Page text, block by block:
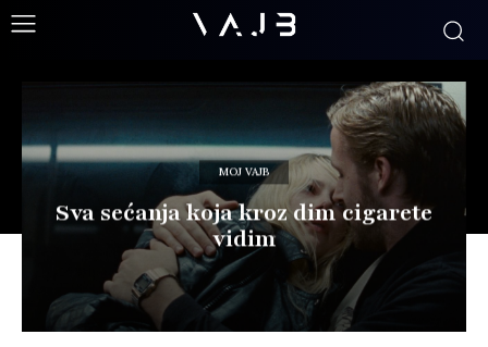
MOJ VAJB
Sva sećanja koja kroz dim cigarete
vidim